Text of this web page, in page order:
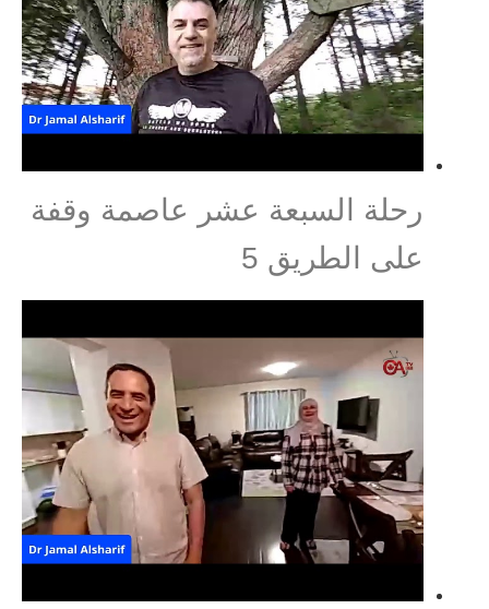
رحلة السبعة عشر عاصمة وقفة
على الطريق 5